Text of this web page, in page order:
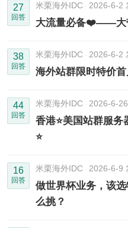
27
回答
米栗海外IDC 2026-6-2
大流量必备❤️——大
38
回答
米栗海外IDC 2026-6-2
海外站群限时特价
44
回答
米栗海外IDC 2026-6-
香港⭐️美国站群服务
⭐️
16
回答
米栗海外IDC 2026-6-9
做世界杯业务，该
么挑？